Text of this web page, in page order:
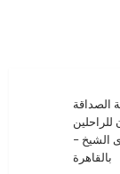
الصداقة
للراحلين
الشيخ –
بالقاهرة